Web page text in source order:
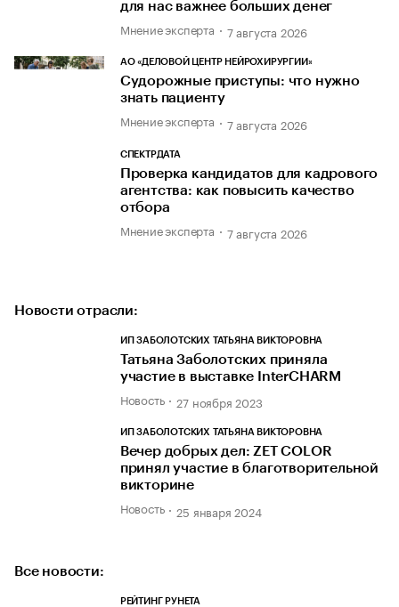
для нас важнее больших денег
Мнение эксперта 7 августа 2026
АО «ДЕЛОВОЙ ЦЕНТР НЕЙРОХИРУРГИИ»
Судорожные приступы: что нужно
знать пациенту
Мнение эксперта 7 августа 2026
СПЕКТРДАТА
Проверка кандидатов для кадрового
агентства: как повысить качество
отбора
Мнение эксперта 7 августа 2026
Новости отрасли:
ИП ЗАБОЛОТСКИХ ТАТЬЯНА ВИКТОРОВНА
Татьяна Заболотских приняла
участие в выставке InterCHARM
Новость 27 ноября 2023
ИП ЗАБОЛОТСКИХ ТАТЬЯНА ВИКТОРОВНА
Вечер добрых дел: ZET COLOR
принял участие в благотворительной
викторине
Новость 25 января 2024
Все новости:
РЕЙТИНГ РУНЕТА